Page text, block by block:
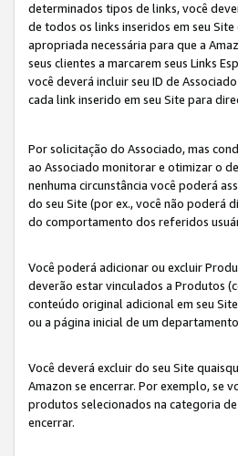
determinados tipos de links, você
de todos os links inseridos em seu
apropriada necessária para que a
seus clientes a marcarem seus Links
você deverá incluir seu ID de
cada link inserido em seu Site para
Por solicitação do Associado, mas
ao Associado monitorar e otimizar o
nenhuma circunstância você poderá
do seu Site (por ex., você não poderá
do comportamento dos referidos
Você poderá adicionar ou excluir
deverão estar vinculados a Produtos
conteúdo original adicional em seu
ou a página inicial de um
Você deverá excluir do seu Site
Amazon se encerrar. Por exemplo, se
produtos selecionados na categoria
encerrar.